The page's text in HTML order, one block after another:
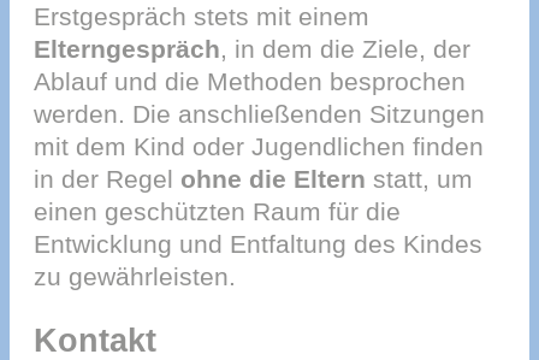
Erstgespräch stets mit einem
Elterngespräch, in dem die Ziele, der
Ablauf und die Methoden besprochen
werden. Die anschließenden Sitzungen
mit dem Kind oder Jugendlichen finden
in der Regel ohne die Eltern statt, um
einen geschützten Raum für die
Entwicklung und Entfaltung des Kindes
zu gewährleisten.
Kontakt